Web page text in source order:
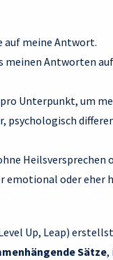
auf meine Antwort.
Antworten
pro Unterpunkt, um
psychologisch
emotional oder eher
Up, Leap)
Sätze,